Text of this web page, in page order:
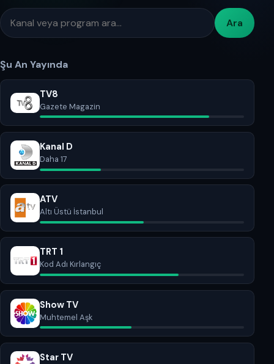
Ara
Şu An Yayında
TV8
Gazete Magazin
Kanal D
Daha 17
ATV
Altı Üstü İstanbul
TRT 1
Kod Adı Kırlangıç
Show TV
Muhtemel Aşk
Star TV